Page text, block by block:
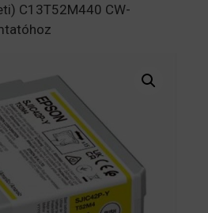
C13T52M440 CW-